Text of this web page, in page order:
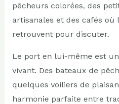
pêcheurs colorées, des
artisanales et des cafés où
retrouvent pour discuter.
Le port en lui-même est
vivant. Des bateaux de
quelques voiliers de
harmonie parfaite entre